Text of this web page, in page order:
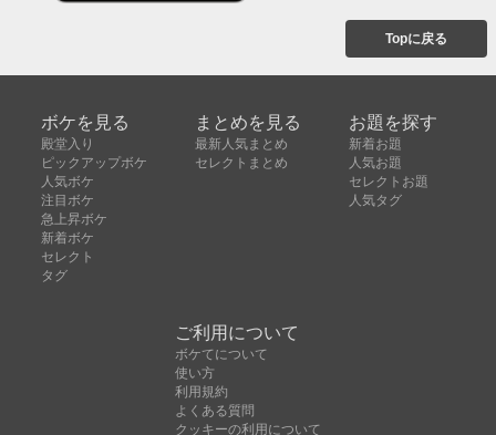
Topに戻る
ボケを見る
殿堂入り
ピックアップボケ
人気ボケ
注目ボケ
急上昇ボケ
新着ボケ
セレクト
タグ
まとめを見る
最新人気まとめ
セレクトまとめ
お題を探す
新着お題
人気お題
セレクトお題
人気タグ
ご利用について
ボケてについて
使い方
利用規約
よくある質問
クッキーの利用について